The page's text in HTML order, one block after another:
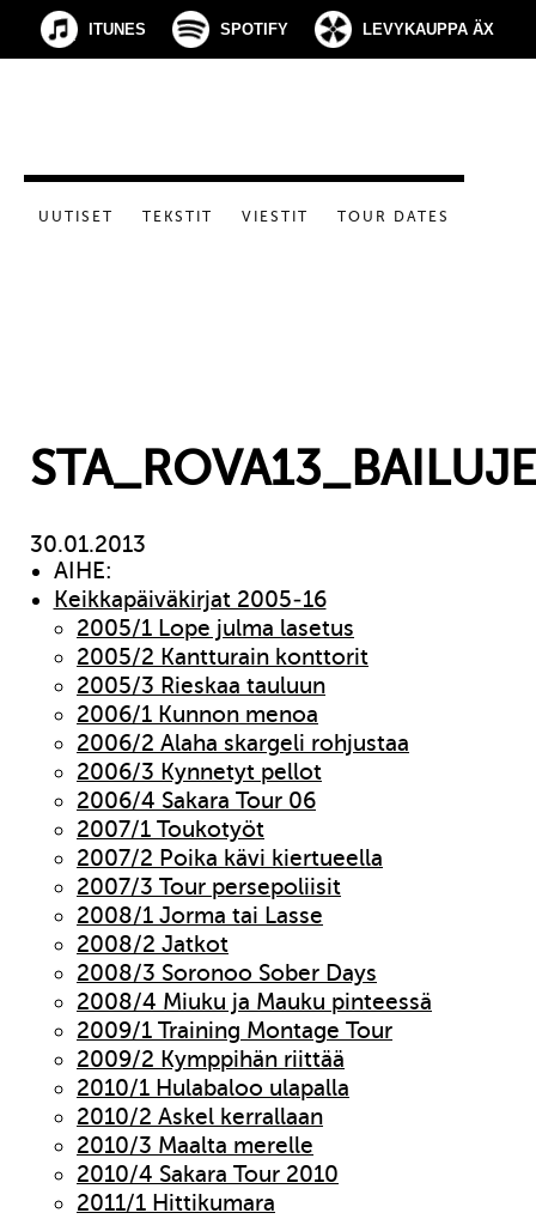
ITUNES SPOTIFY LEVYKAUPPA ÄX
UUTISET TEKSTIT VIESTIT TOUR DATES
30.01.2013
AIHE:
Keikkapäiväkirjat 2005-16
2005/1 Lope julma lasetus
2005/2 Kantturain konttorit
2005/3 Rieskaa tauluun
2006/1 Kunnon menoa
2006/2 Alaha skargeli rohjustaa
2006/3 Kynnetyt pellot
2006/4 Sakara Tour 06
2007/1 Toukotyöt
2007/2 Poika kävi kiertueella
2007/3 Tour persepoliisit
2008/1 Jorma tai Lasse
2008/2 Jatkot
2008/3 Soronoo Sober Days
2008/4 Miuku ja Mauku pinteessä
2009/1 Training Montage Tour
2009/2 Kymppihän riittää
2010/1 Hulabaloo ulapalla
2010/2 Askel kerrallaan
2010/3 Maalta merelle
2010/4 Sakara Tour 2010
2011/1 Hittikumara